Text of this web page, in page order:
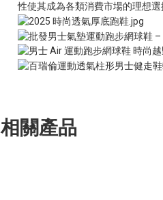
性使其成為各類消費市場的理想選
相關產品